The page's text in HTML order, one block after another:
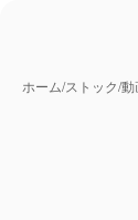
ホーム/ストック/動